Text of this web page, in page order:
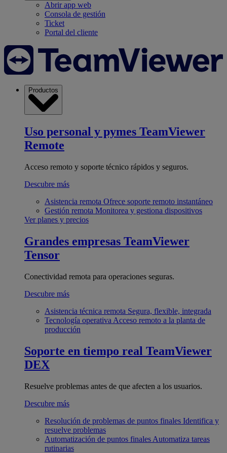
Abrir app web
Consola de gestión
Ticket
Portal del cliente
Productos
Uso personal y pymes TeamViewer
Remote
Acceso remoto y soporte técnico rápidos y seguros.
Descubre más
Asistencia remota Ofrece soporte remoto instantáneo
Gestión remota Monitorea y gestiona dispositivos
Ver planes y precios
Grandes empresas TeamViewer
Tensor
Conectividad remota para operaciones seguras.
Descubre más
Asistencia técnica remota Segura, flexible, integrada
Tecnología operativa Acceso remoto a la planta de
producción
Soporte en tiempo real TeamViewer
DEX
Resuelve problemas antes de que afecten a los usuarios.
Descubre más
Resolución de problemas de puntos finales Identifica y
resuelve problemas
Automatización de puntos finales Automatiza tareas
rutinarias